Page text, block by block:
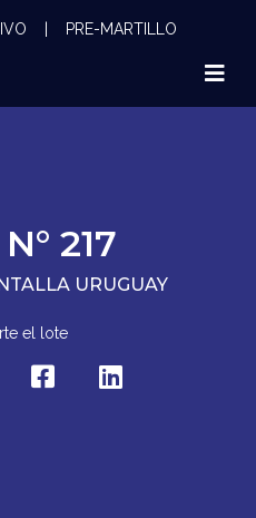
PRE-MARTILLO
217
URUGUAY
el lote